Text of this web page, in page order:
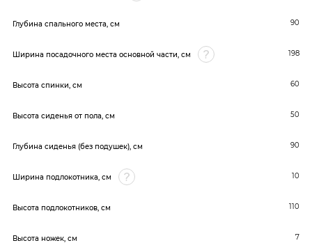
Глубина спального места, см 90
Ширина посадочного места основной части, см 198
Высота спинки, см 60
Высота сиденья от пола, см 50
Глубина сиденья (без подушек), см 90
Ширина подлокотника, см 10
Высота подлокотников, см 110
Высота ножек, см 7